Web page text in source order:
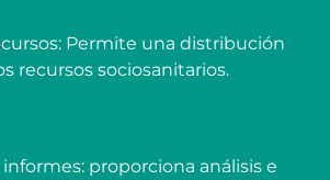
Permite una distribución
recursos sociosanitarios.
proporciona análisis e